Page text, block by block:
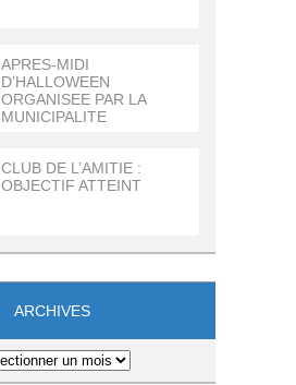
APRES-MIDI
D’HALLOWEEN
ORGANISEE PAR LA
MUNICIPALITE
CLUB DE L’AMITIE :
OBJECTIF ATTEINT
ARCHIVES